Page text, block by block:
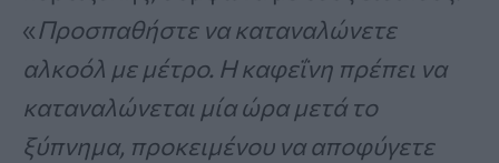
«Προσπαθήστε να καταναλώνετε
αλκοόλ με μέτρο. Η καφεΐνη πρέπει να
καταναλώνεται μία ώρα μετά το
ξύπνημα, προκειμένου να αποφύγετε